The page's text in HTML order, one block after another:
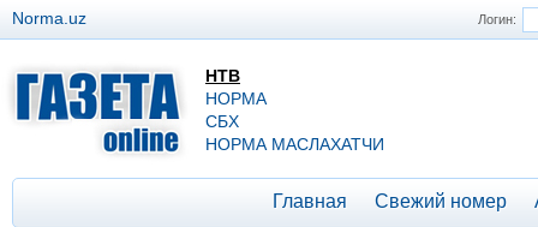
Логин:
Norma.uz
НТВ
НОРМА
СБХ
НОРМА МАСЛАХАТЧИ
Главная Свежий номер